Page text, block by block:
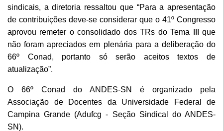
sindicais, a diretoria ressaltou que “Para a apresentação
de contribuições deve-se considerar que o 41º Congresso
aprovou remeter o consolidado dos TRs do Tema III que
não foram apreciados em plenária para a deliberação do
66º Conad, portanto só serão aceitos textos de
atualização”.
O 66º Conad do ANDES-SN é organizado pela
Associação de Docentes da Universidade Federal de
Campina Grande (Adufcg - Seção Sindical do ANDES-
SN).